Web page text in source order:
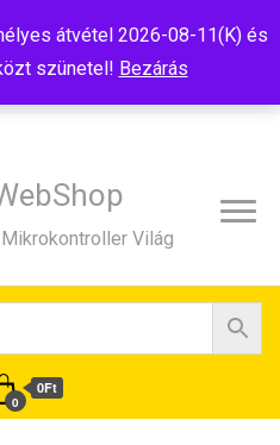
átvétel 2026-08-11(K) és
szünetel! Bezárás
Világ
0
0Ft